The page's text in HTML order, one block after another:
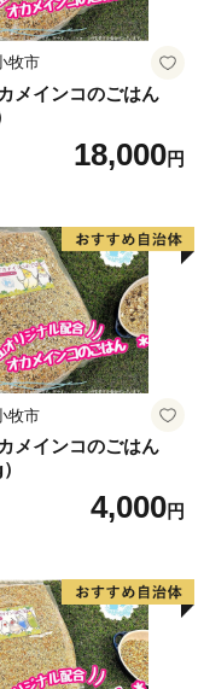
牧市
メインコのごはん
18,000円
牧市
メインコのごはん
4,000円